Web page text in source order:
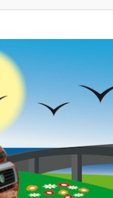
de fourgons, fourgons